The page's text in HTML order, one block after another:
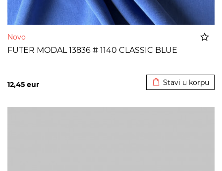
Novo
FUTER MODAL 13836 # 1140 CLASSIC BLUE
12,45 eur Stavi u korpu